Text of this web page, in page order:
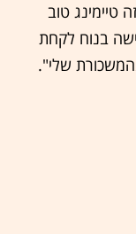
טיימינג טוב
בנוח לקחת
שלי".